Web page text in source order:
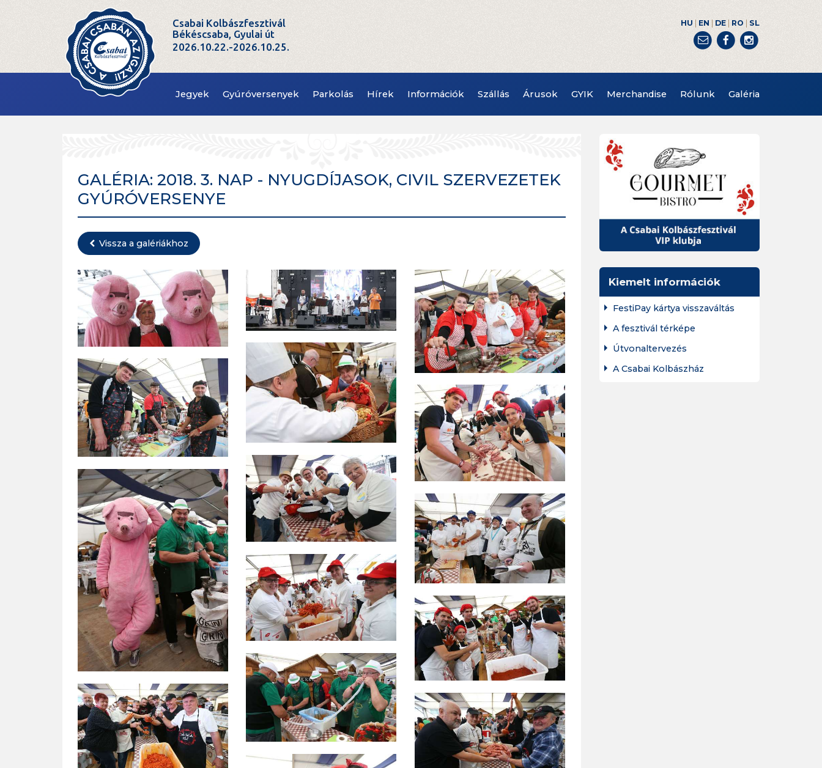
Csabai Kolbászfesztivál
Békéscsaba, Gyulai út
2026.10.22.-2026.10.25.
HU | EN | DE | RO | SL
Jegyek Gyúróversenyek Parkolás Hírek Információk Szállás Árusok GYIK Merchandise Rólunk Galéria
GALÉRIA: 2018. 3. NAP - NYUGDÍJASOK, CIVIL SZERVEZETEK
GYÚRÓVERSENYE
Vissza a galériákhoz
Kiemelt információk
FestiPay kártya visszaváltás
A fesztivál térképe
Útvonaltervezés
A Csabai Kolbászház